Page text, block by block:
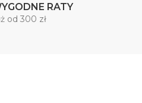
RATY
od 300 zł